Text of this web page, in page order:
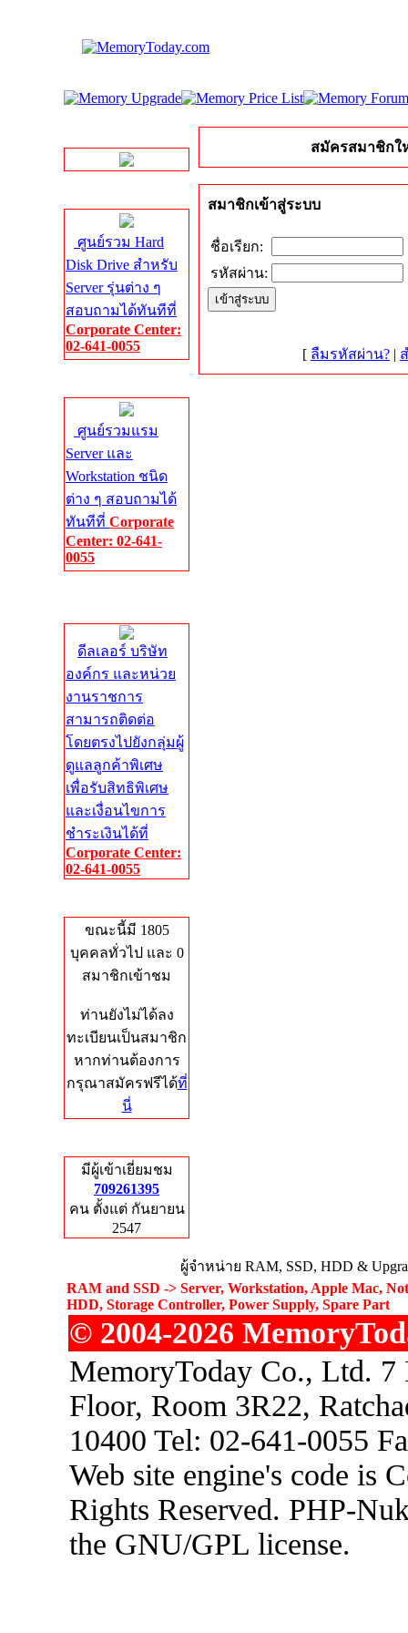
ศูนย์รวม Hard
Disk Drive สำหรับ
Server รุ่นต่าง ๆ
สอบถามได้ทันทีที่
Corporate Center:
02-641-0055
ศูนย์รวมแรม
Server และ
Workstation ชนิด
ต่าง ๆ สอบถามได้
ทันทีที่ Corporate
Center: 02-641-
0055
ดีลเลอร์ บริษัท
องค์กร และหน่วย
งานราชการ
สามารถติดต่อ
โดยตรงไปยังกลุ่มผู้
ดูแลลูกค้าพิเศษ
เพื่อรับสิทธิพิเศษ
และเงื่อนไขการ
ชำระเงินได้ที่
Corporate Center:
02-641-0055
ขณะนี้มี 1805
บุคคลทั่วไป และ 0
สมาชิกเข้าชม
ท่านยังไม่ได้ลง
ทะเบียนเป็นสมาชิก
หากท่านต้องการ
กรุณาสมัครฟรีได้ที่
นี่
มีผู้เข้าเยี่ยมชม
709261395
คน ตั้งแต่ กันยายน
2547
สมัครสมาชิกใ
สมาชิกเข้าสู่ระบบ
ชื่อเรียก:
รหัสผ่าน:
[ ลืมรหัสผ่าน? |
ผู้จำหน่าย RAM, SSD, HDD &
RAM and SSD -> Server, Workstation, Apple Mac,
HDD, Storage Controller, Power Supply, Spare Part
© 2004-2026
MemoryToday Co., Ltd.
Floor, Room 3R22,
10400 Tel: 02-641-0055
Web site engine's code is
Rights Reserved. PHP-
the GNU/GPL license.